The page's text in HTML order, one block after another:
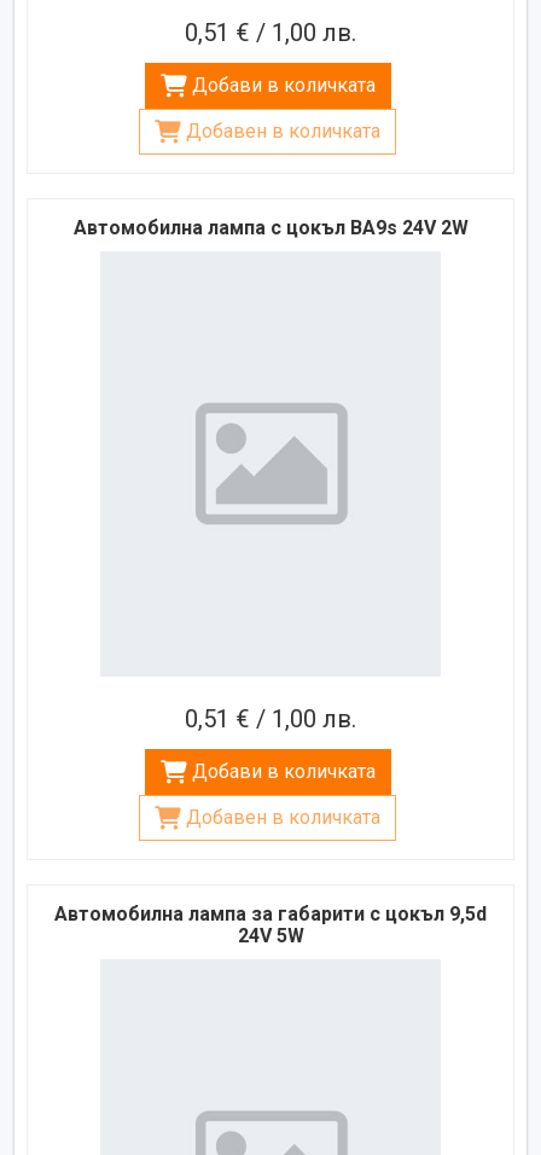
0,51 € / 1,00 лв.
Добави в количката
Добавен в количката
Автомобилна лампа с цокъл BA9s 24V 2W
0,51 € / 1,00 лв.
Добави в количката
Добавен в количката
Автомобилна лампа за габарити с цокъл 9,5d
24V 5W